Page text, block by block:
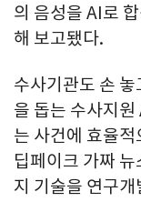
의 음성을 AI로
해 보고됐다.
수사기관도 손
을 돕는 수사지
는 사건에 효율
딥페이크 가짜
지 기술을 연구